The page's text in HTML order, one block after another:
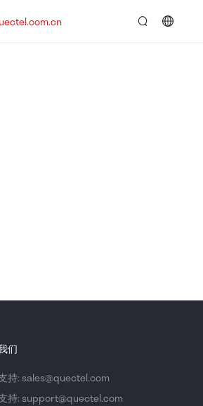
们
持: sales@quectel.com
持: support@quectel.com